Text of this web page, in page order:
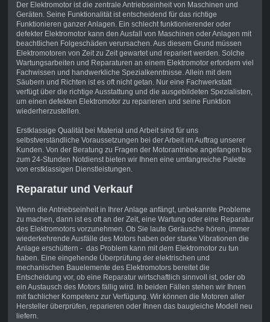
Der Elektromotor ist die zentrale Antriebseinheit von Maschinen und
Geräten. Seine Funktionalität ist entscheidend für das richtige
Funktionieren ganzer Anlagen. Ein schlecht funktionierender oder
defekter Elektromotor kann den Ausfall von Maschinen oder Anlagen mit
beachtlichen Folgeschäden verursachen. Aus diesem Grund müssen
Elektromotoren von Zeit zu Zeit gewartet und repariert werden. Solche
Wartungsarbeiten und Reparaturen an einem Elektromotor erfordern viel
Fachwissen und handwerkliche Spezialkenntnisse. Allein mit dem
Säubern und Richten ist es oft nicht getan. Nur eine Fachwerkstatt
verfügt über die richtige Ausstattung und die ausgebildeten Spezialisten,
um einen defekten Elektromotor zu reparieren und seine Funktion
wiederherzustellen.
Erstklassige Qualität bei Material und Arbeit sind für uns
selbstverständliche Voraussetzungen bei der Arbeit im Auftrag unserer
Kunden. Von der Beratung zu Fragen der Motorantriebe angefangen bis
zum 24-Stunden Notdienst bieten wir Ihnen eine umfangreiche Palette
von erstklassigen Dienstleistungen.
Reparatur und Verkauf
Wenn die Antriebseinheit in Ihrer Anlage anfängt, unbekannte Probleme
zu machen, dann ist es oft an der Zeit, eine Wartung oder eine Reparatur
des Elektromotors vorzunehmen. Ob Sie laute Geräusche hören, immer
wiederkehrende Ausfälle des Motors haben oder starke Vibrationen die
Anlage erschüttern - das Problem kann mit dem Elektromotor zu tun
haben. Eine eingehende Überprüfung der elektrischen und
mechanischen Bauelemente des Elektromotors bereitet die
Entscheidung vor, ob eine Reparatur wirtschaftlich sinnvoll ist, oder ob
ein Austausch des Motors fällig wird. In beiden Fällen stehen wir Ihnen
mit fachlicher Kompetenz zur Verfügung. Wir können die Motoren aller
Hersteller überprüfen, reparieren oder Ihnen das baugleiche Modell neu
liefern.